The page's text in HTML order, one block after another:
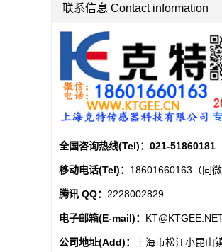
联系信息 Contact information
全国咨询热线(Tel)： 021-51860181
移动电话(Tel)： 18601660163（同微
腾讯 QQ： 2228002829
电子邮箱(E-mail)：
公司地址(Add)：
上海市松江小昆山